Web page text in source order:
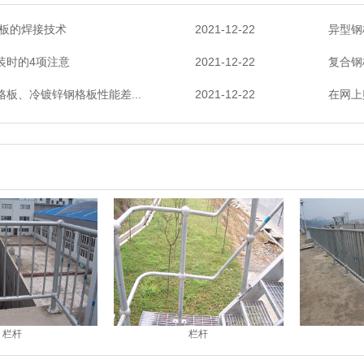
的焊接技术 2021-12-22 异型
时的4项注意 2021-12-22 复合
板、冷镀锌钢格板性能差... 2021-12-22 在网
栏杆 栏杆